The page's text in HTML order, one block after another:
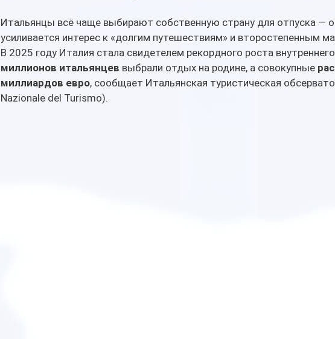
Итальянцы всё чаще выбирают собственную страну для отпуска —
усиливается интерес к «долгим путешествиям» и второстепенным
В 2025 году Италия стала свидетелем рекордного роста
миллионов итальянцев выбрали отдых на родине, а совокупные
миллиардов евро, сообщает Итальянская туристическая
Nazionale del Turismo).